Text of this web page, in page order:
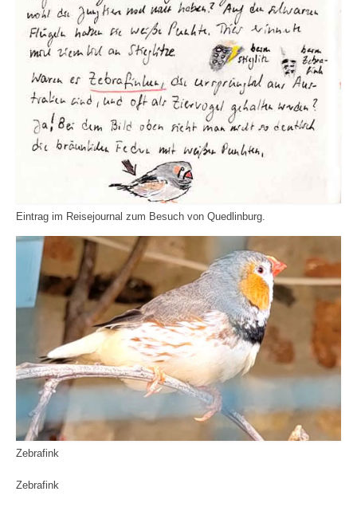
Eintrag im Reisejournal zum Besuch von Quedlinburg.
Zebrafink
Zebrafink